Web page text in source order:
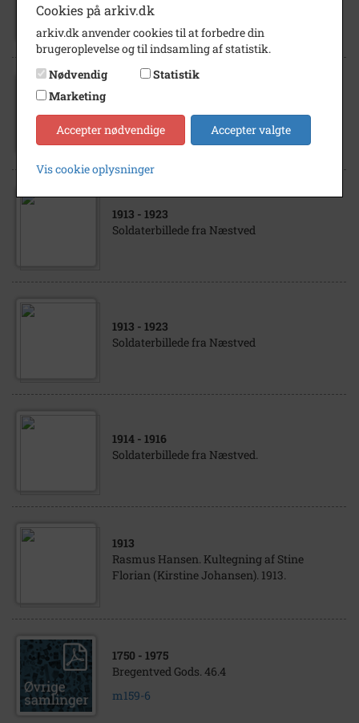
(1951) - akvarel.
Værløse pr. Faxe. 1905.
1913 - 1923
Soldaterbillede fra Næstved
1913 - 1923
Soldaterbillede fra Næstved
1914 - 1916
Soldaterbillede fra Næstved.
1913
Rasmus Hansen. Kultegning af Stine
Florian (Kirstine Johansen). 1913.
1750 - 1975
Bregentved Gods. 46.4
m159-6
Cookies på arkiv.dk
arkiv.dk anvender cookies til at forbedre din
brugeroplevelse og til indsamling af statistik.
Nødvendig
Statistik
Marketing
Accepter nødvendige Accepter valgte
Vis cookie oplysninger